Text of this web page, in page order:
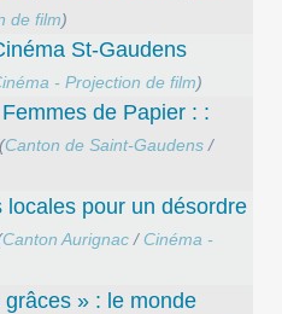
de film)
St-Gaudens
- Projection de film)
de Papier : :
(Canton de Saint-Gaudens /
pour un désordre
Canton Aurignac / Cinéma -
» : le monde